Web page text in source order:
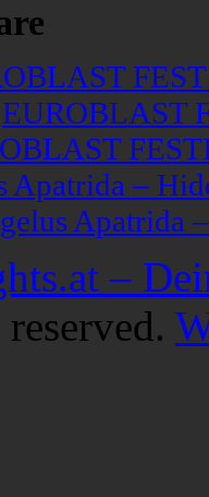
EUROBLAST
Apatrida –
Apatrida
–